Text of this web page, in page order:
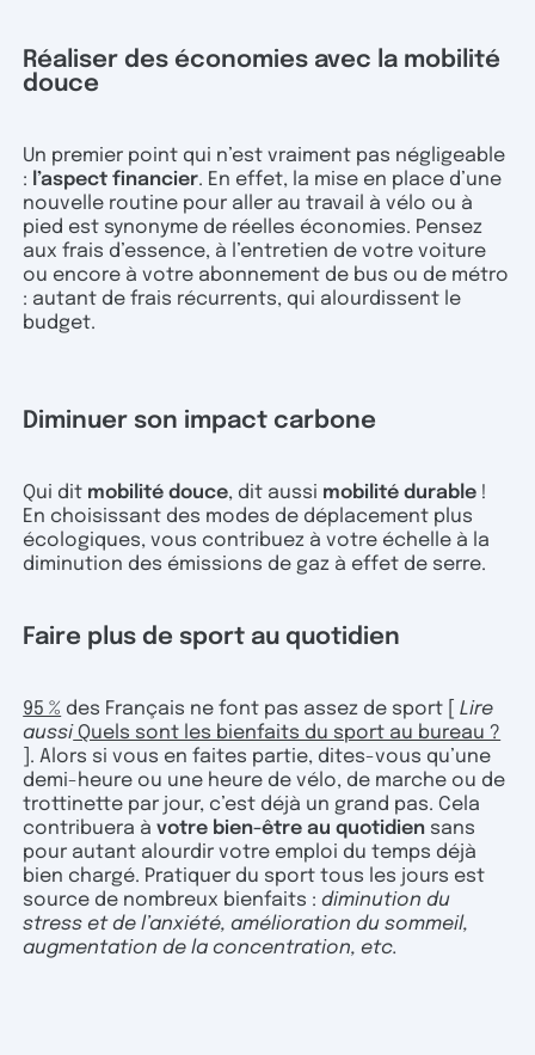
Réaliser des économies avec la mobilité
douce
Un premier point qui n’est vraiment pas négligeable
: l’aspect financier. En effet, la mise en place d’une
nouvelle routine pour aller au travail à vélo ou à
pied est synonyme de réelles économies. Pensez
aux frais d’essence, à l’entretien de votre voiture
ou encore à votre abonnement de bus ou de métro
: autant de frais récurrents, qui alourdissent le
budget.
Diminuer son impact carbone
Qui dit mobilité douce, dit aussi mobilité durable !
En choisissant des modes de déplacement plus
écologiques, vous contribuez à votre échelle à la
diminution des émissions de gaz à effet de serre.
Faire plus de sport au quotidien
95 % des Français ne font pas assez de sport [
Lire
aussi Quels sont les bienfaits du sport au bureau ?
]. Alors si vous en faites partie, dites-vous qu’une
demi-heure ou une heure de vélo, de marche ou de
trottinette par jour, c’est déjà un grand pas. Cela
contribuera àvotre bien-être au quotidien sans
pour autant alourdir votre emploi du temps déjà
bien chargé. Pratiquer du sport tous les jours est
source de nombreux bienfaits :diminution du
stress et de l’anxiété, amélioration du sommeil,
augmentation de la concentration, etc.